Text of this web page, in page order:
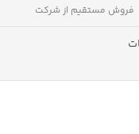
فروش مستقیم از شرکت